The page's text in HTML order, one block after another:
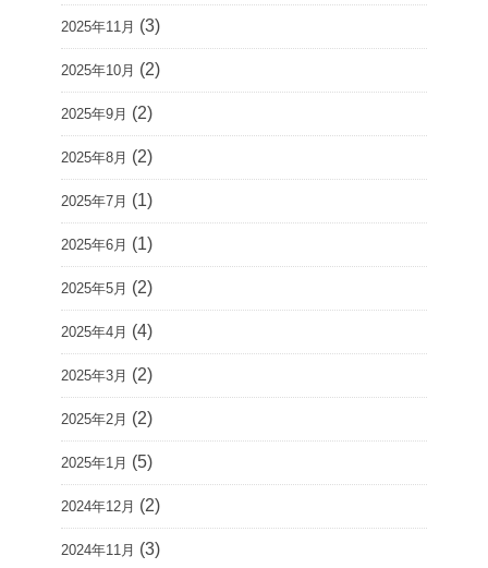
2025年11月 (3)
2025年10月 (2)
2025年9月 (2)
2025年8月 (2)
2025年7月 (1)
2025年6月 (1)
2025年5月 (2)
2025年4月 (4)
2025年3月 (2)
2025年2月 (2)
2025年1月 (5)
2024年12月 (2)
2024年11月 (3)